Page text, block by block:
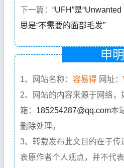
下一篇： “UFH”是
思是“不需要的面部毛发”
申明
1、网站名称： 容易得 网址：
2、网站的内容来源于网络，
箱： 185254287@qq.com本
删除处理。
3、转载发布此文目的在于
表原作者个人观点，并不代